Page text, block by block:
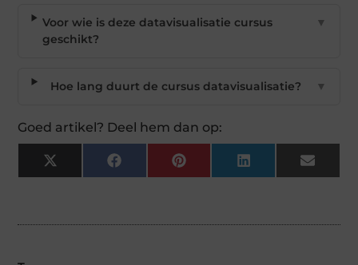
Voor wie is deze datavisualisatie cursus
geschikt?
▼
Hoe lang duurt de cursus datavisualisatie? ▼
Goed artikel? Deel hem dan op:
X
(Twitter)
Facebook Pinterest LinkedIn Email